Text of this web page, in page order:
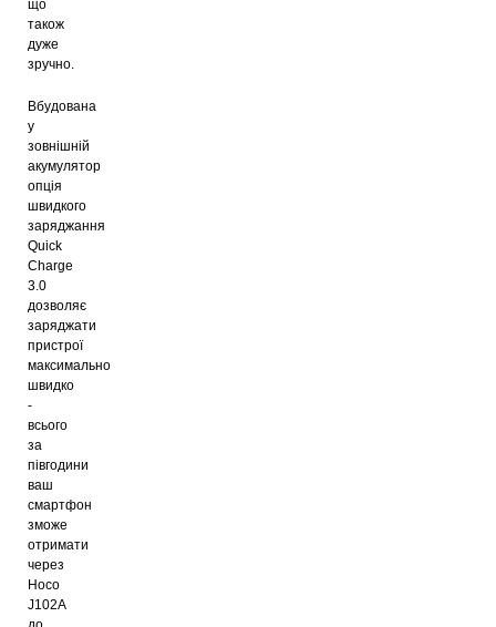
що
також
дуже
зручно.
Вбудована
у
зовнішній
акумулятор
опція
швидкого
заряджання
Quick
Charge
3.0
дозволяє
заряджати
пристрої
максимально
швидко
-
всього
за
півгодини
ваш
смартфон
зможе
отримати
через
Hoco
J102A